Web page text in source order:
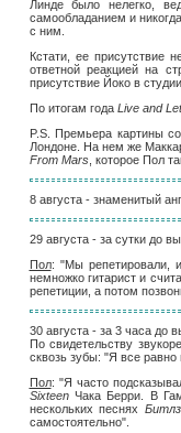
Линде было нелегко,
самообладанием и
с ним.
Кстати, ее присутствие
ответной реакцией на
присутствие Йоко в
По итогам года Live and
P.S. Премьера картины
Лондоне. На нем же
From Mars, которое Пол
8 августа - знаменитый
29 августа - за сутки до
Пол: "Мы репетировали,
немножко гитарист и
репетиции, а потом
30 августа - за 3 часа до
По свидетельству
сквозь зубы: "Я все равно
Пол: "Я часто
SixteenЧака Берри. В
нескольких песнях Битлз
самостоятельно".